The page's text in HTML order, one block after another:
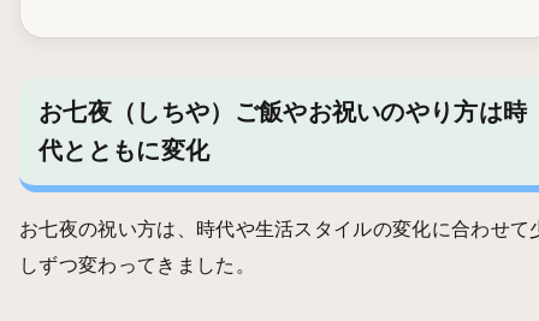
お七夜（しちや）ご飯やお祝いのやり方は時
代とともに変化
お七夜の祝い方は、時代や生活スタイルの変化に合わせて
しずつ変わってきました。